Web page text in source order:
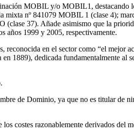
MOBIL y/o MOBIL1,
mixta nº 841079 MOBIL 1 (clase 4);
37). Añade asimismo que la
años 1999 y 2005, respectivamente.
en el sector como “el mejor
dedicada fundamentalmente al
de Dominio, ya que no es titular
costes razonablemente derivados